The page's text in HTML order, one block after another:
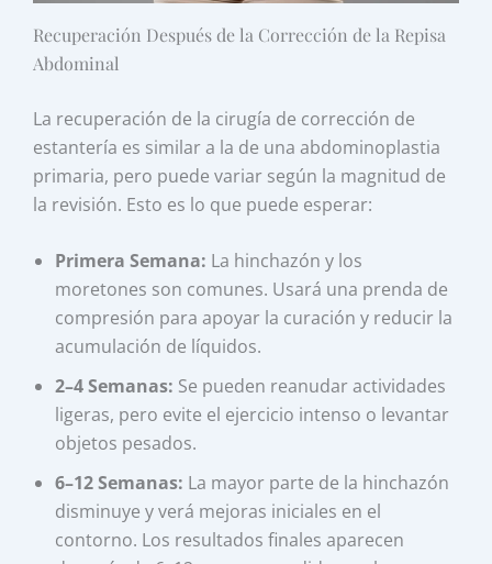
Recuperación Después de la Corrección de la Repisa
Abdominal
La recuperación de la cirugía de corrección de
estantería es similar a la de una abdominoplastia
primaria, pero puede variar según la magnitud de
la revisión. Esto es lo que puede esperar:
Primera Semana: La hinchazón y los
moretones son comunes. Usará una prenda de
compresión para apoyar la curación y reducir la
acumulación de líquidos.
2–4 Semanas: Se pueden reanudar actividades
ligeras, pero evite el ejercicio intenso o levantar
objetos pesados.
6–12 Semanas: La mayor parte de la hinchazón
disminuye y verá mejoras iniciales en el
contorno. Los resultados finales aparecen